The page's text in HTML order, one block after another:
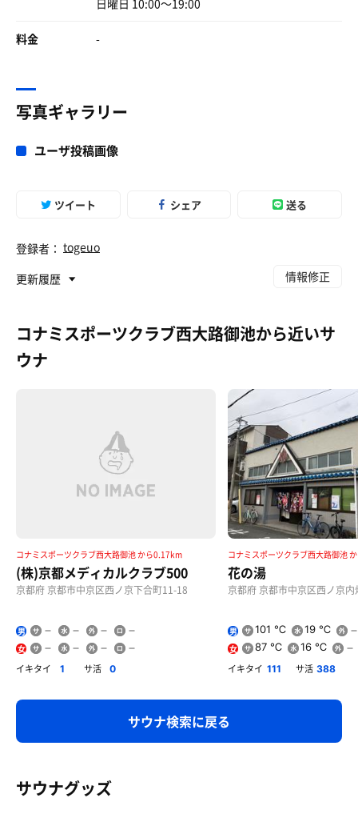
チーズナンランチとスペシャルな何か😂
何で京都まで来てナン🫓食ってんのやろか⁉️😂…と言い
つつしっかりナン🫓のおかわり貰う🤪
料金 -
写真ギャラリー
ユーザ投稿画像
ツイート シェア 送る
登録者： togeuo
更新履歴
情報修正
コナミスポーツクラブ西大路御池から近いサ
ウナ
コナミスポーツクラブ西大路御池 から0.17km
(株)京都メディカルクラブ500
京都府 京都市中京区西ノ京下合町11-18
男
女
イキタイ 1 サ活 0
コナミスポーツクラブ西大路御池
花の湯
京都府 京都市中京区西ノ京
男 101 ℃ 19 ℃
女 87 ℃ 16 ℃
イキタイ 111 サ活 388
サウナ検索に戻る
サウナグッズ